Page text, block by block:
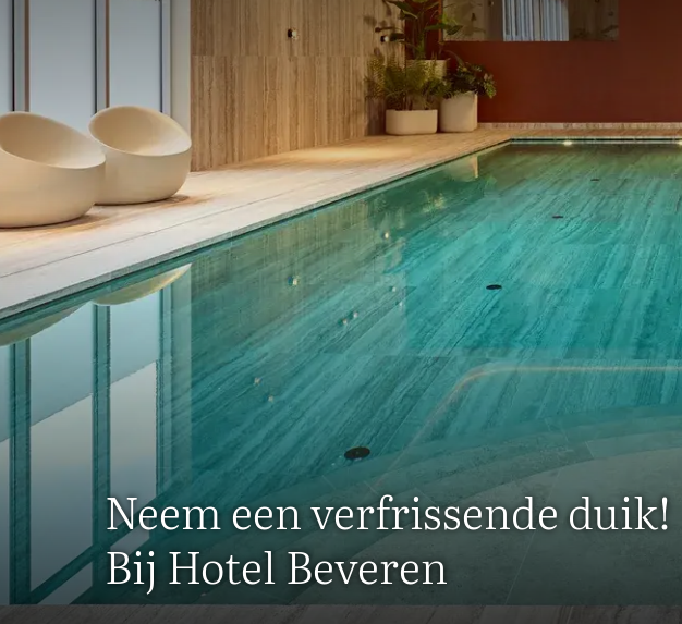
Neem een verfrissende duik!
Bij Hotel Beveren
fitnessruimte met diverse toestellen. Onze
verderop in het hotel. Het gebruik van onze
In onze fitness vind je: een
loopband | leg curl/
| hometrainer | recumbent bike
Een